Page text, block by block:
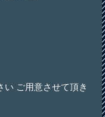
い ご用意させて頂き